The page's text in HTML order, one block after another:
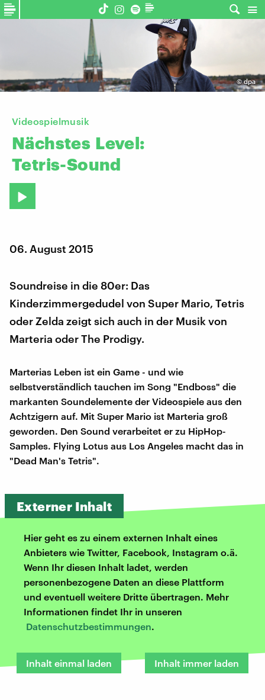
©dpa
Videospielmusik
Nächstes Level:
Tetris-Sound
06. August 2015
Soundreise in die 80er: Das
Kinderzimmergedudel von Super Mario, Tetris
oder Zelda zeigt sich auch in der Musik von
Marteria oder The Prodigy.
Marterias Leben ist ein Game - und wie
selbstverständlich tauchen im Song "Endboss" die
markanten Soundelemente der Videospiele aus den
Achtzigern auf. Mit Super Mario ist Marteria groß
geworden. Den Sound verarbeitet er zu HipHop-
Samples. Flying Lotus aus Los Angeles macht das in
"Dead Man's Tetris".
Externer Inhalt
Hier geht es zu einem externen Inhalt eines
Anbieters wie Twitter, Facebook, Instagram o.ä.
Wenn Ihr diesen Inhalt ladet, werden
personenbezogene Daten an diese Plattform
und eventuell weitere Dritte übertragen. Mehr
Informationen findet Ihr in unseren
Datenschutzbestimmungen.
Inhalt einmal laden Inhalt immer laden